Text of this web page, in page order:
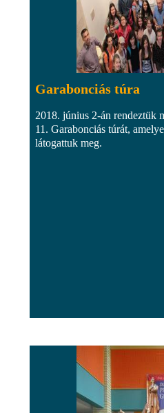
Garabonciás túra
2018. június 2-án rendeztük
11. Garabonciás túrát,
látogattuk meg.